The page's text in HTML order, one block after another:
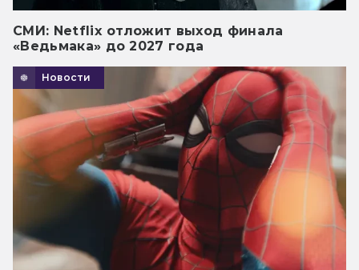
СМИ: Netflix отложит выход финала
«Ведьмака» до 2027 года
Новости